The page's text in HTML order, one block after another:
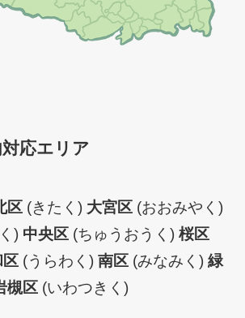
応エリア
区(きたく) 大宮区(おおみやく)
) 中央区(ちゅうおうく) 桜区
区(うらわく) 南区(みなみく) 緑
槻区(いわつきく)